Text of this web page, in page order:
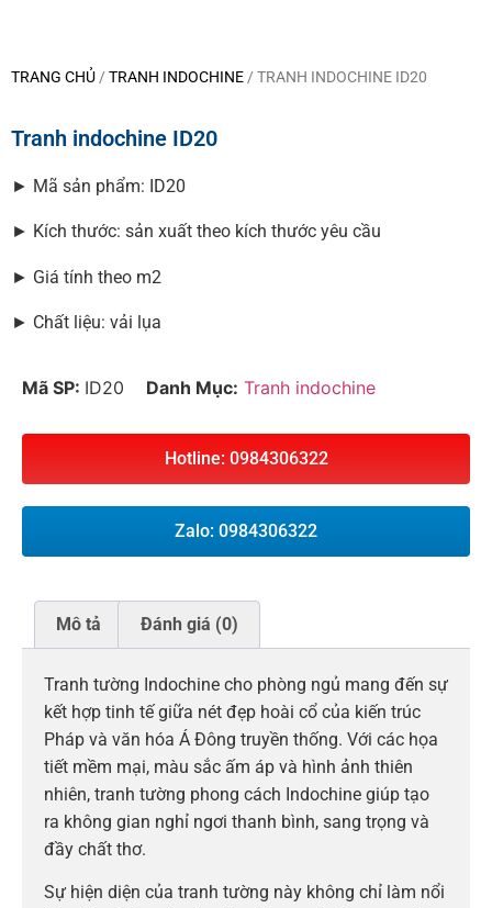
TRANG CHỦ / TRANH INDOCHINE / TRANH INDOCHINE ID20
Tranh indochine ID20
► Mã sản phẩm: ID20
► Kích thước: sản xuất theo kích thước yêu cầu
► Giá tính theo m2
► Chất liệu: vải lụa
Mã SP: ID20 Danh Mục: Tranh indochine
Hotline: 0984306322
Zalo: 0984306322
Mô tả Đánh giá (0)
Tranh tường Indochine cho phòng ngủ mang đến sự
kết hợp tinh tế giữa nét đẹp hoài cổ của kiến trúc
Pháp và văn hóa Á Đông truyền thống. Với các họa
tiết mềm mại, màu sắc ấm áp và hình ảnh thiên
nhiên, tranh tường phong cách Indochine giúp tạo
ra không gian nghỉ ngơi thanh bình, sang trọng và
đầy chất thơ.
Sự hiện diện của tranh tường này không chỉ làm nổi